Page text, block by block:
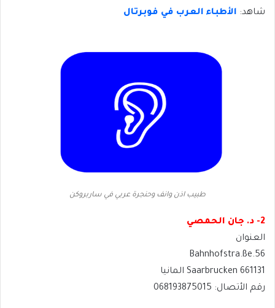
شاهد: الأطباء العرب في فوبرتال
طبيب اذن وانف وحنجرة عربي في ساربروكن
2- د. جان الحمصي
العنوان
Bahnhofstra.ße.56
661131 Saarbrucken المانيا
رقم الأتصال: 068193875015